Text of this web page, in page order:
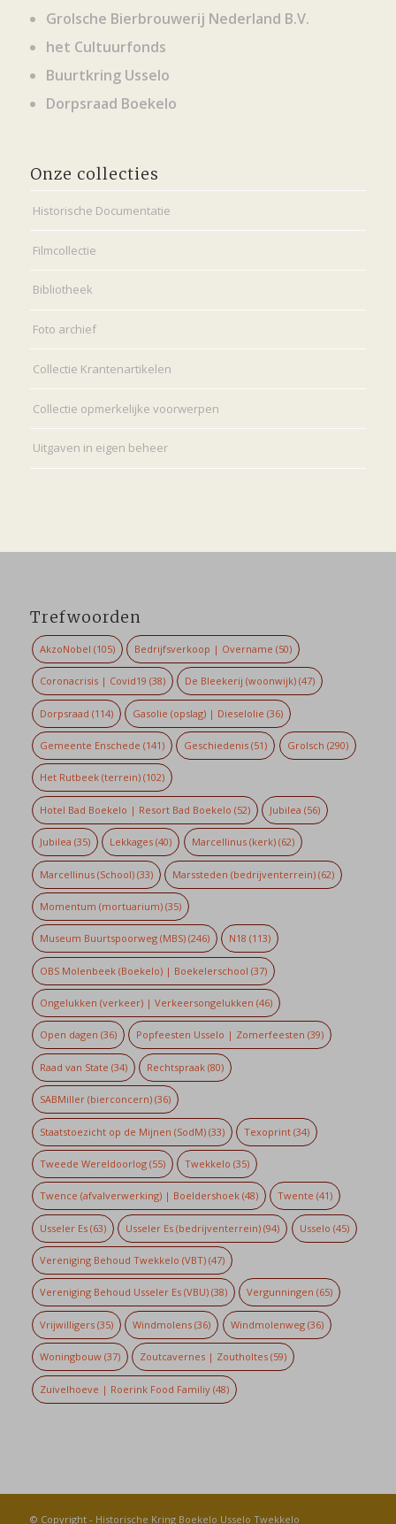
Grolsche Bierbrouwerij Nederland B.V.
het Cultuurfonds
Buurtkring Usselo
Dorpsraad Boekelo
Onze collecties
Historische Documentatie
Filmcollectie
Bibliotheek
Foto archief
Collectie Krantenartikelen
Collectie opmerkelijke voorwerpen
Uitgaven in eigen beheer
Trefwoorden
AkzoNobel (105) Bedrijfsverkoop | Overname (50)
Coronacrisis | Covid19 (38) De Bleekerij (woonwijk) (47)
Dorpsraad (114) Gasolie (opslag) | Dieselolie (36)
Gemeente Enschede (141) Geschiedenis (51) Grolsch (290)
Het Rutbeek (terrein)(102)
Hotel Bad Boekelo | Resort Bad Boekelo (52) Jubilea (56)
Jubilea (35) Lekkages (40) Marcellinus (kerk)(62)
Marcellinus (School)(33) Marssteden (bedrijventerrein) (62)
Momentum (mortuarium)(35)
Museum Buurtspoorweg (MBS)(246) N18 (113)
OBS Molenbeek (Boekelo) | Boekelerschool (37)
Ongelukken (verkeer) | Verkeersongelukken (46)
Open dagen (36) Popfeesten Usselo | Zomerfeesten (39)
Raad van State (34) Rechtspraak (80)
SABMiller (bierconcern)(36)
Staatstoezicht op de Mijnen (SodM)(33) Texoprint (34)
Tweede Wereldoorlog(55) Twekkelo (35)
Twence (afvalverwerking) | Boeldershoek(48) Twente (41)
Usseler Es(63) Usseler Es (bedrijventerrein) (94) Usselo (45)
Vereniging Behoud Twekkelo (VBT)(47)
Vereniging Behoud Usseler Es (VBU)(38) Vergunningen (65)
Vrijwilligers(35) Windmolens (36) Windmolenweg(36)
Woningbouw(37) Zoutcavernes | Zoutholtes (59)
Zuivelhoeve | Roerink Food Familiy(48)
© Copyright - Historische Kring Boekelo Usselo Twekkelo